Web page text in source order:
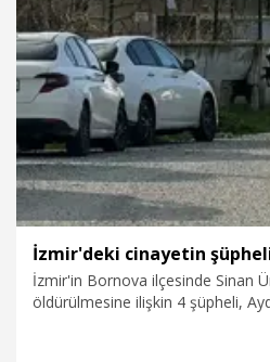
11.02.2026 Gündem
İzmir'in Bornova ilçesinde Sinan
öldürülmesine ilişkin 4 şüpheli,